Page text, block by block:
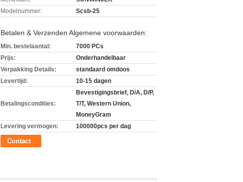
Modelnummer:
Scsb-25
Betalen & Verzenden Algemene voorwaarden:
Min. bestelaantal:
7000 PCs
Prijs:
Onderhandelbaar
Verpakking Details:
standaard omdoos
Levertijd:
10-15 dagen
Betalingscondities:
Bevestigingsbrief, D/A, D/P,
T/T, Western Union,
MoneyGram
Levering vermogen:
100000pcs per dag
Contact